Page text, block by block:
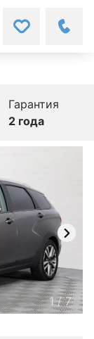
Гарантия
2 года
1/7